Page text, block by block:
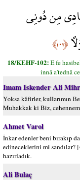
مِن دُونِي
﴿١٠٢﴾
18/KEHF-102:E fe
innâ a’tednâ
Imam Iskender Ali Mihr
Yoksa kâfirler, kullarımın
Muhakkak ki Biz,
Ahmet Varol
İnkar edenler beni bırakıp
edineceklerini mi
hazırladık.
Ali Bulaç